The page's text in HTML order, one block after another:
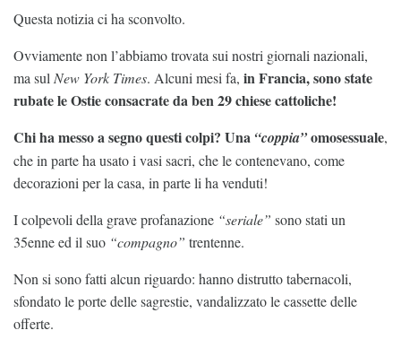
Questa notizia ci ha sconvolto.
Ovviamente non l’abbiamo trovata sui nostri giornali nazionali,
ma sul New York Times. Alcuni mesi fa, in Francia, sono state
rubate le Ostie consacrate da ben 29 chiese cattoliche!
Chi ha messo a segno questi colpi? Una “coppia”omosessuale,
che in parte ha usato i vasi sacri, che le contenevano, come
decorazioni per la casa, in parte li ha venduti!
I colpevoli della grave profanazione “seriale” sono stati un
35enne ed il suo “compagno” trentenne.
Non si sono fatti alcun riguardo: hanno distrutto tabernacoli,
sfondato le porte delle sagrestie, vandalizzato le cassette delle
offerte.